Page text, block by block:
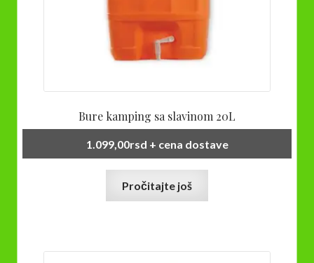
Bure kamping sa slavinom 20L
1.099,00rsd + cena dostave
Pročitajte još